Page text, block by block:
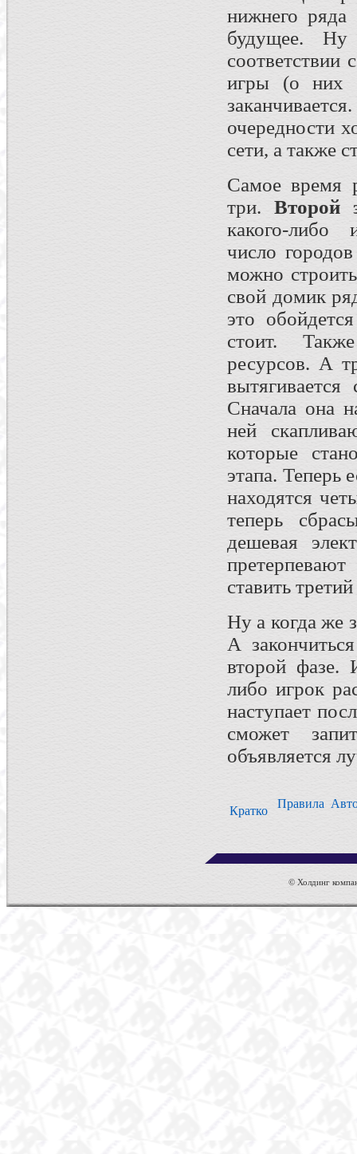
нижнего
будущее.
соответствии
игры (о них
очередности
сети, а также
Самое время
три. Второй
какого-либо
число
можно
свой домик
это
стоит.
ресурсов. А
вытягивается
Сначала она
ней
которые
этапа. Теперь
находятся
теперь
дешевая
ставить
Ну а когда же
А
второй фазе.
либо игрок
наступает
сможет
объявляется
Кратко
Правила
© Холдинг